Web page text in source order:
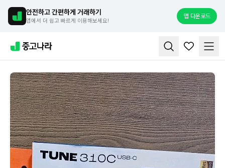
안전하고 간편하게 거래하기
앱에서 더 쉽고 빠르게 이용해보세요!
앱 다운로드